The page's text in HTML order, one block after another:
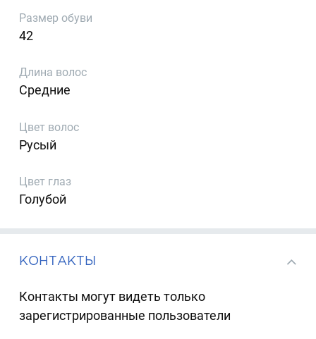
Размер обуви
42
Длина волос
Средние
Цвет волос
Русый
Цвет глаз
Голубой
КОНТАКТЫ
Контакты могут видеть только
зарегистрированные пользователи